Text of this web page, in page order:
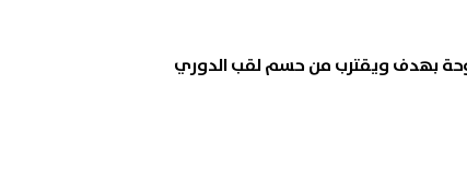
بهدف ويقترب من حسم لقب الدوري